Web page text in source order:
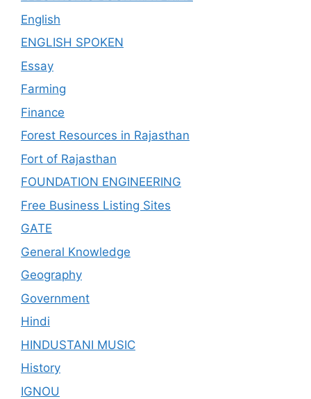
English
ENGLISH SPOKEN
Essay
Farming
Finance
Forest Resources in Rajasthan
Fort of Rajasthan
FOUNDATION ENGINEERING
Free Business Listing Sites
GATE
General Knowledge
Geography
Government
Hindi
HINDUSTANI MUSIC
History
IGNOU